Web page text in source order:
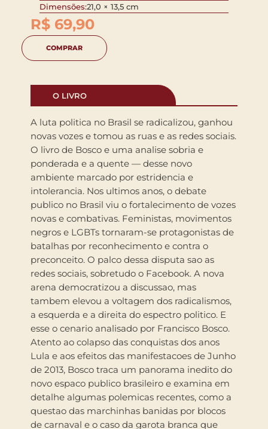
Dimensões:21,0 × 13,5 cm
R$ 69,90
COMPRAR
O LIVRO
A luta politica no Brasil se radicalizou, ganhou
novas vozes e tomou as ruas e as redes sociais.
O livro de Bosco e uma analise sobria e
ponderada e a quente — desse novo
ambiente marcado por estridencia e
intolerancia. Nos ultimos anos, o debate
publico no Brasil viu o fortalecimento de vozes
novas e combativas. Feministas, movimentos
negros e LGBTs tornaram-se protagonistas de
batalhas por reconhecimento e contra o
preconceito. O palco dessa disputa sao as
redes sociais, sobretudo o Facebook. A nova
arena democratizou a discussao, mas
tambem elevou a voltagem dos radicalismos,
a esquerda e a direita do espectro politico. E
esse o cenario analisado por Francisco Bosco.
Atento ao colapso das conquistas dos anos
Lula e aos efeitos das manifestacoes de Junho
de 2013, Bosco traca um panorama inedito do
novo espaco publico brasileiro e examina em
detalhe algumas polemicas recentes, como a
questao das marchinhas banidas por blocos
de carnaval e o caso da garota branca que